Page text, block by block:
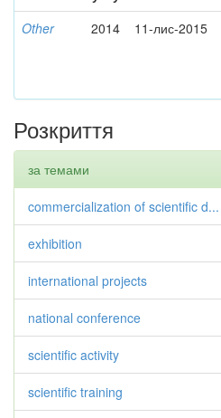
Other 2014 11-лис-2015
Розкриття
за темами
commercialization of scientific d...
exhibition
international projects
national conference
scientific activity
scientific training